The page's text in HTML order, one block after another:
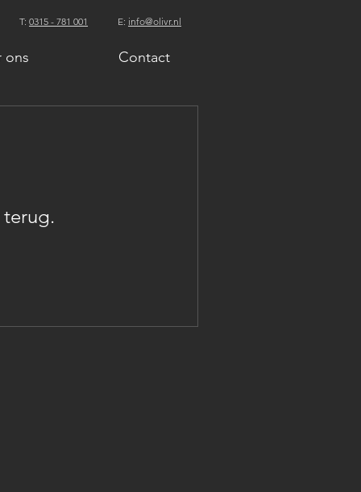
T: 0315 - 781 001 E: info@olivr.nl
ons Contact
terug.